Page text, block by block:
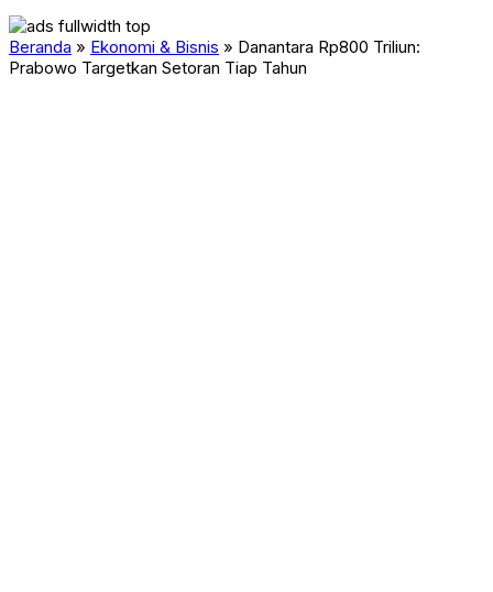
Beranda » Ekonomi & Bisnis » Danantara Rp800 Triliun:
Prabowo Targetkan Setoran Tiap Tahun